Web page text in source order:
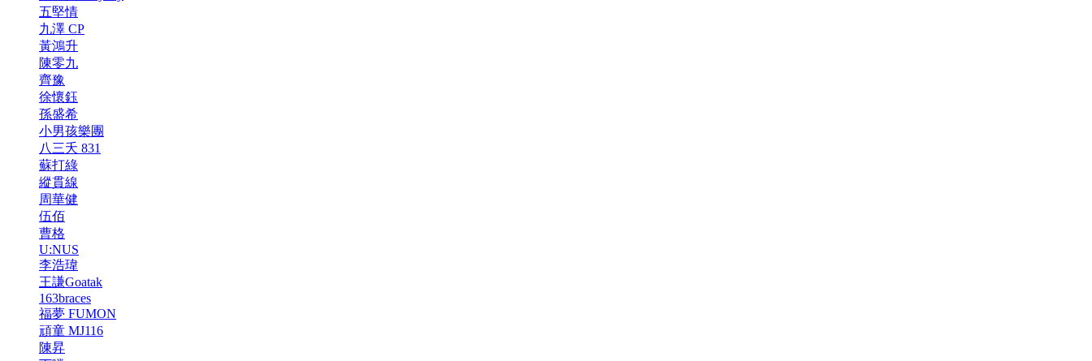
五堅情
九澤 CP
黃鴻升
陳零九
齊豫
徐懷鈺
孫盛希
小男孩樂團
八三夭 831
蘇打綠
縱貫線
周華健
伍佰
曹格
U:NUS
李浩瑋
王謙Goatak
163braces
福夢 FUMON
頑童 MJ116
陳昇